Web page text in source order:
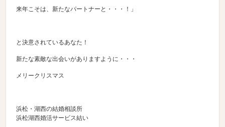
来年こそは、新たなパートナーと・・・！」
と決意されているあなた！
新たな素敵な出会いがありますように・・・
メリークリスマス
浜松・湖西の結婚相談所
浜松湖西婚活サービス結い